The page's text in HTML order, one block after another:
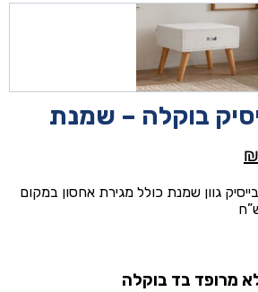
בוקלה – שמנת
₪
הוא:
₪590.00.
גוון שמנת כולל מגירת אחסון במקום
מרופד בד בוקלה